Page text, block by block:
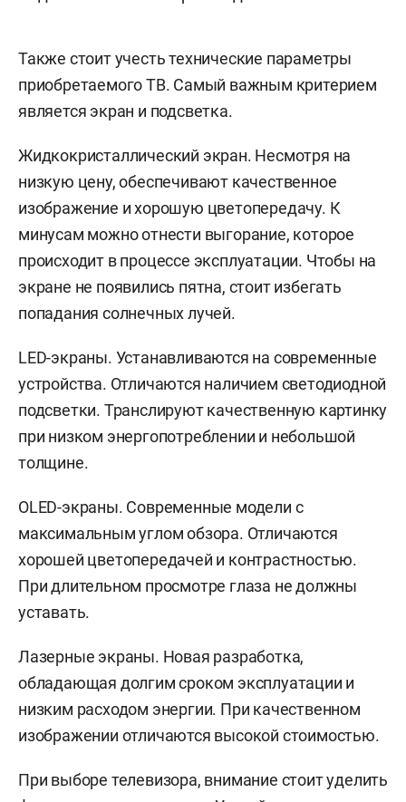
Также стоит учесть технические параметры
приобретаемого ТВ. Самый важным критерием
является экран и подсветка.
Жидкокристаллический экран. Несмотря на
низкую цену, обеспечивают качественное
изображение и хорошую цветопередачу. К
минусам можно отнести выгорание, которое
происходит в процессе эксплуатации. Чтобы на
экране не появились пятна, стоит избегать
попадания солнечных лучей.
LED-экраны. Устанавливаются на современные
устройства. Отличаются наличием светодиодной
подсветки. Транслируют качественную картинку
при низком энергопотреблении и небольшой
толщине.
OLED-экраны. Современные модели с
максимальным углом обзора. Отличаются
хорошей цветопередачей и контрастностью.
При длительном просмотре глаза не должны
уставать.
Лазерные экраны. Новая разработка,
обладающая долгим сроком эксплуатации и
низким расходом энергии. При качественном
изображении отличаются высокой стоимостью.
При выборе телевизора, внимание стоит уделить